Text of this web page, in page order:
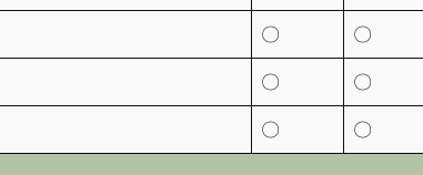
〇 〇
〇 〇
〇 〇